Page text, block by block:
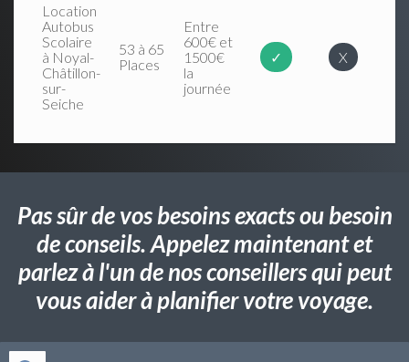
Location
Autobus
Scolaire
à Noyal-
Châtillon-
sur-
Seiche
53 à 65
Places
Entre
600€ et
1500€
la
journée
✓ X
Pas sûr de vos besoins exacts ou besoin
de conseils. Appelez maintenant et
parlez à l'un de nos conseillers qui peut
vous aider à planifier votre voyage.